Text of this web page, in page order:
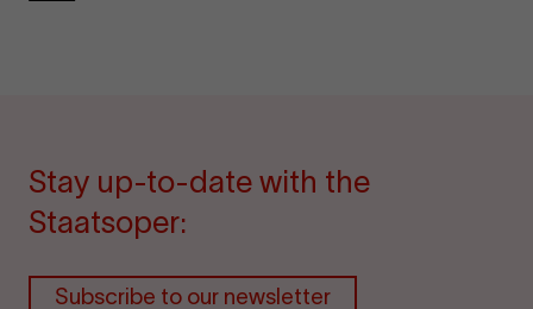
Stay up-to-date with the
Staatsoper:
Subscribe to our newsletter